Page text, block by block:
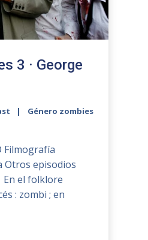
3 · George
Género zombies
Filmografía
Otros episodios
En el folklore
: zombi ; en